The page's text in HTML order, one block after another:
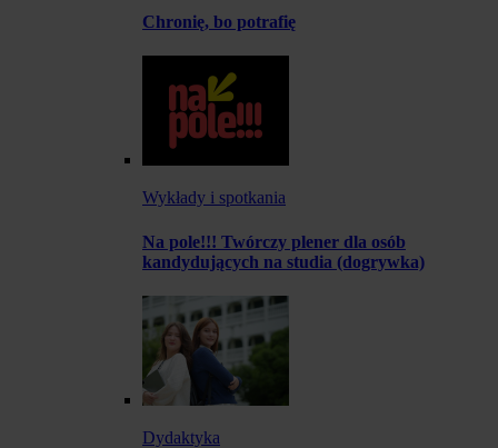
Chronię, bo potrafię
Wykłady i spotkania
Na pole!!! Twórczy plener dla osób
kandydujących na studia (dogrywka)
Dydaktyka